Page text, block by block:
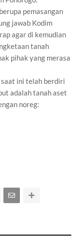
pemasangan
jawab Kodim
agar di kemudian
tanah
pihak yang merasa
ini telah berdiri
adalah tanah aset
noreg: